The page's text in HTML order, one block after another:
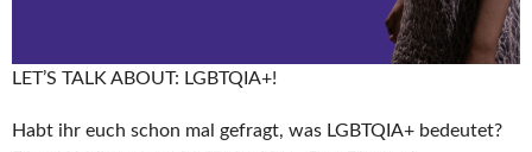
LET’S TALK ABOUT: LGBTQIA+!
Habt ihr euch schon mal gefragt, was LGBTQIA+ bedeutet?